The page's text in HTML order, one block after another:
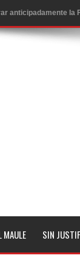
Armas de Talca en
a 13 equipos en
Celebraron Bodas de
de Salud de Curicó
hace que
MAULE SIN